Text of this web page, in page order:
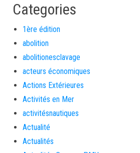
Categories
1ère édition
abolition
abolitionesclavage
acteurs économiques
Actions Extérieures
Activités en Mer
activitésnautiques
Actualité
Actualités